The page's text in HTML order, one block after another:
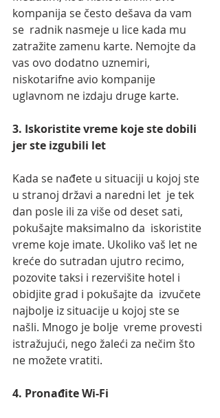
kompanija se često dešava da vam
se  radnik nasmeje u lice kada mu
zatražite zamenu karte. Nemojte da
vas ovo dodatno uznemiri,
niskotarifne avio kompanije
uglavnom ne izdaju druge karte.
3. Iskoristite vreme koje ste dobili
jer ste izgubili let
Kada se nađete u situaciji u kojoj ste
u stranoj državi a naredni let  je tek
dan posle ili za više od deset sati,
pokušajte maksimalno da  iskoristite
vreme koje imate. Ukoliko vaš let ne
kreće do sutradan ujutro recimo,
pozovite taksi i rezervišite hotel i
obidjite grad i pokušajte da  izvučete
najbolje iz situacije u kojoj ste se
našli. Mnogo je bolje  vreme provesti
istražujući, nego žaleći za nečim što
ne možete vratiti.
4. Pronađite Wi-Fi